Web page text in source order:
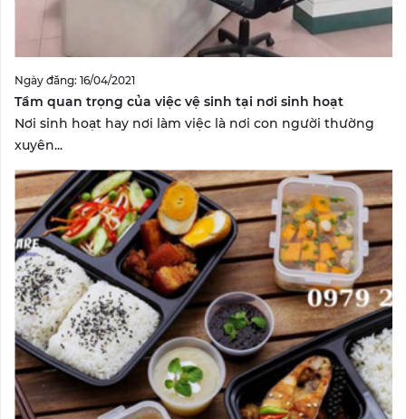
Ngày đăng: 16/04/2021
Tầm quan trọng của việc vệ sinh tại nơi sinh hoạt
Nơi sinh hoạt hay nơi làm việc là nơi con người thường
xuyên...